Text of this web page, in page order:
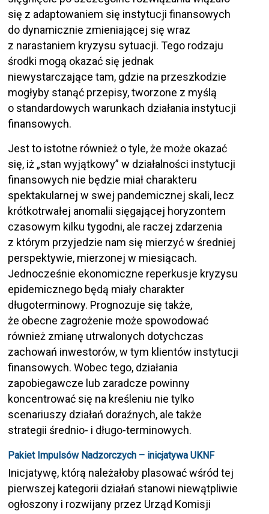
się z adaptowaniem się instytucji finansowych
do dynamicznie zmieniającej się wraz
z narastaniem kryzysu sytuacji. Tego rodzaju
środki mogą okazać się jednak
niewystarczające tam, gdzie na przeszkodzie
mogłyby stanąć przepisy, tworzone z myślą
o standardowych warunkach działania instytucji
finansowych.
Jest to istotne również o tyle, że może okazać
się, iż „stan wyjątkowy” w działalności instytucji
finansowych nie będzie miał charakteru
spektakularnej w swej pandemicznej skali, lecz
krótkotrwałej anomalii sięgającej horyzontem
czasowym kilku tygodni, ale raczej zdarzenia
z którym przyjedzie nam się mierzyć w średniej
perspektywie, mierzonej w miesiącach.
Jednocześnie ekonomiczne reperkusje kryzysu
epidemicznego będą miały charakter
długoterminowy. Prognozuje się także,
że obecne zagrożenie może spowodować
również zmianę utrwalonych dotychczas
zachowań inwestorów, w tym klientów instytucji
finansowych. Wobec tego, działania
zapobiegawcze lub zaradcze powinny
koncentrować się na kreśleniu nie tylko
scenariuszy działań doraźnych, ale także
strategii średnio- i długo-terminowych.
Pakiet Impulsów Nadzorczych – inicjatywa UKNF
Inicjatywę, którą należałoby plasować wśród tej
pierwszej kategorii działań stanowi niewątpliwie
ogłoszony i rozwijany przez Urząd Komisji